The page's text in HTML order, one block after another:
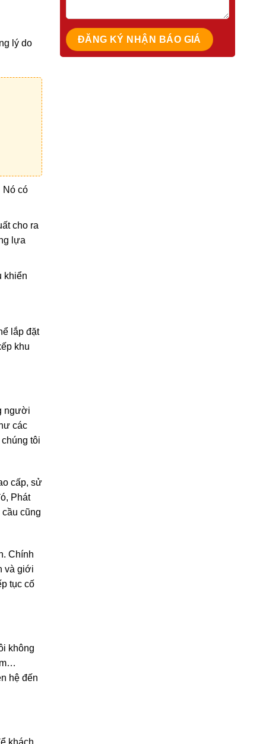
lý do
Nó có
cho ra
lựa
khiển
lắp đặt
khu
người
các
tôi
cấp, sử
Phát
cũng
Chính
và giới
tục cố
không
hệ đến